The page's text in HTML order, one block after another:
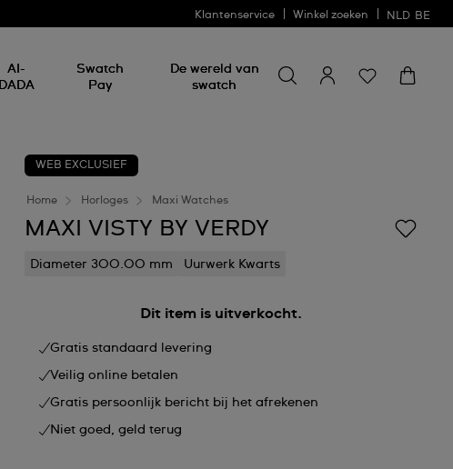
Klantenservice Winkel zoeken NLD BE
AI-
DADA
Swatch
Pay
De wereld van
swatch
naar
iets
WEB EXCLUSIEF
Home Horloges Maxi Watches
MAXI VISTY BY VERDY
Diameter 300.00 mm Uurwerk Kwarts
Dit item is uitverkocht.
Gratis standaard levering
Veilig online betalen
Gratis persoonlijk bericht bij het afrekenen
Niet goed, geld terug